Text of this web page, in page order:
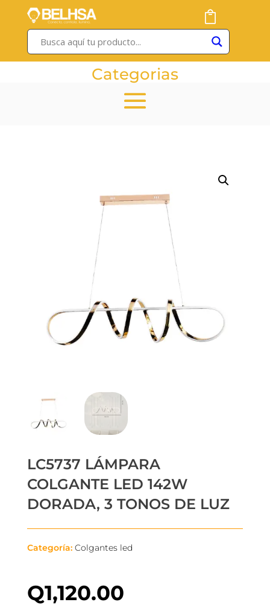
Categorias
LC5737 LÁMPARA
COLGANTE LED 142W
DORADA, 3 TONOS DE LUZ
Categoría: Colgantes led
Q1,120.00